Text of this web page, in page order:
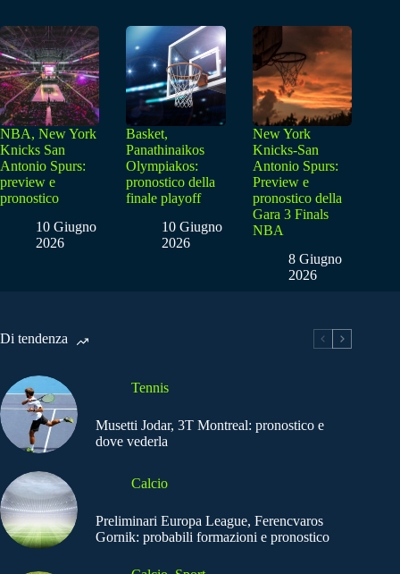
NBA, New York
Knicks San
Antonio Spurs:
preview e
pronostico
10 Giugno
2026
Basket,
Panathinaikos
Olympiakos:
pronostico della
finale playoff
10 Giugno
2026
New York
Knicks-San
Antonio Spurs:
Preview e
pronostico della
Gara 3 Finals
NBA
8 Giugno
2026
Di tendenza
Tennis
Musetti Jodar, 3T Montreal: pronostico e
dove vederla
Calcio
Preliminari Europa League, Ferencvaros
Gornik: probabili formazioni e pronostico